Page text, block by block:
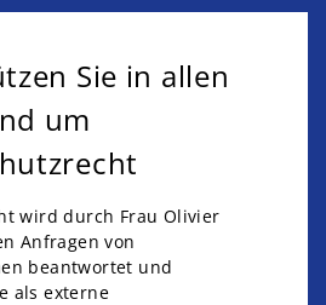
Sie in allen
um
wird durch Frau Olivier
Anfragen von
beantwortet und
als externe